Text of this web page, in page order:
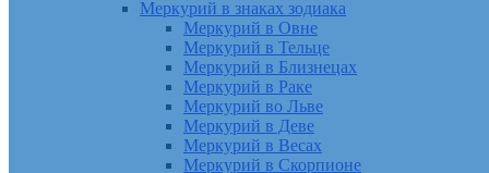
Меркурий в знаках зодиака
Меркурий в Овне
Меркурий в Тельце
Меркурий в Близнецах
Меркурий в Раке
Меркурий во Льве
Меркурий в Деве
Меркурий в Весах
Меркурий в Скорпионе